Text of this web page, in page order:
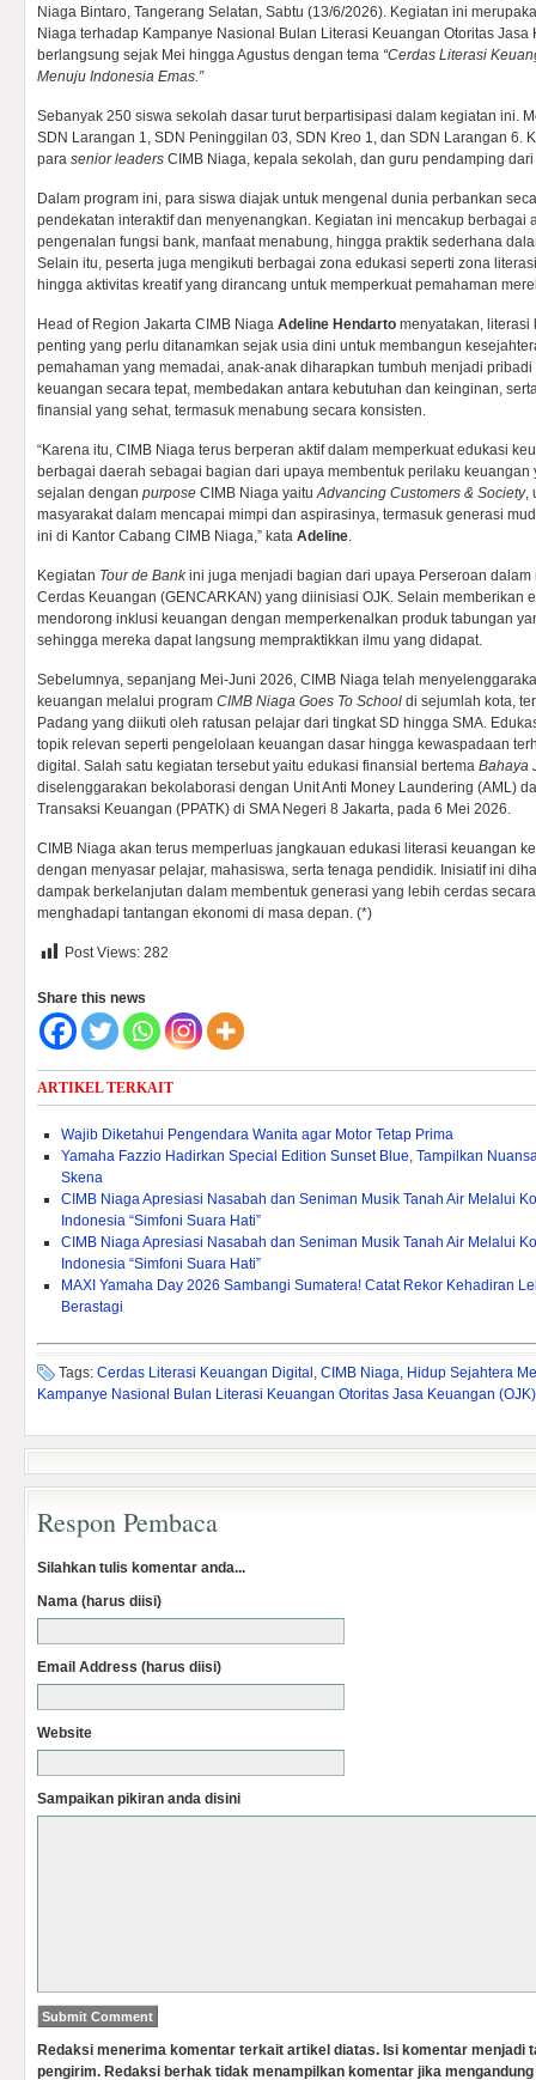
Niaga Bintaro, Tangerang Selatan, Sabtu (13/6/2026). Kegiatan ini
Niaga terhadap Kampanye Nasional Bulan Literasi Keuangan Otoritas Jasa
berlangsung sejak Mei hingga Agustus dengan tema “Cerdas Literasi
Menuju Indonesia Emas.”
Sebanyak 250 siswa sekolah dasar turut berpartisipasi dalam kegiatan ini.
SDN Larangan 1, SDN Peninggilan 03, SDN Kreo 1, dan SDN Larangan 6.
para senior leaders CIMB Niaga, kepala sekolah, dan guru pendamping
Dalam program ini, para siswa diajak untuk mengenal dunia perbankan
pendekatan interaktif dan menyenangkan. Kegiatan ini mencakup berbagai
pengenalan fungsi bank, manfaat menabung, hingga praktik sederhana
Selain itu, peserta juga mengikuti berbagai zona edukasi seperti zona
hingga aktivitas kreatif yang dirancang untuk memperkuat pemahaman
Head of Region Jakarta CIMB Niaga Adeline Hendarto menyatakan, literasi
penting yang perlu ditanamkan sejak usia dini untuk membangun
pemahaman yang memadai, anak-anak diharapkan tumbuh menjadi
keuangan secara tepat, membedakan antara kebutuhan dan keinginan,
finansial yang sehat, termasuk menabung secara konsisten.
“Karena itu, CIMB Niaga terus berperan aktif dalam memperkuat edukasi
berbagai daerah sebagai bagian dari upaya membentuk perilaku
sejalan dengan purpose CIMB Niaga yaituAdvancing Customers & Society,
masyarakat dalam mencapai mimpi dan aspirasinya, termasuk generasi
ini di Kantor Cabang CIMB Niaga,” kata Adeline.
Kegiatan Tour de Bankini juga menjadi bagian dari upaya Perseroan
Cerdas Keuangan (GENCARKAN) yang diinisiasi OJK. Selain memberikan
mendorong inklusi keuangan dengan memperkenalkan produk tabungan
sehingga mereka dapat langsung mempraktikkan ilmu yang didapat.
Sebelumnya, sepanjang Mei-Juni 2026, CIMB Niaga telah
keuangan melalui program CIMB Niaga Goes To School di sejumlah kota,
Padang yang diikuti oleh ratusan pelajar dari tingkat SD hingga SMA.
topik relevan seperti pengelolaan keuangan dasar hingga kewaspadaan
digital. Salah satu kegiatan tersebut yaitu edukasi finansial bertema Bahaya
diselenggarakan bekolaborasi dengan Unit Anti Money Laundering (AML)
Transaksi Keuangan (PPATK) di SMA Negeri 8 Jakarta, pada 6 Mei 2026.
CIMB Niaga akan terus memperluas jangkauan edukasi literasi keuangan
dengan menyasar pelajar, mahasiswa, serta tenaga pendidik. Inisiatif ini
dampak berkelanjutan dalam membentuk generasi yang lebih cerdas
menghadapi tantangan ekonomi di masa depan. (*)
Post Views: 282
Share this news
ARTIKEL TERKAIT
Wajib Diketahui Pengendara Wanita agar Motor Tetap Prima
Yamaha Fazzio Hadirkan Special Edition Sunset Blue, Tampilkan
Skena
CIMB Niaga Apresiasi Nasabah dan Seniman Musik Tanah Air Melalui
Indonesia “Simfoni Suara Hati”
CIMB Niaga Apresiasi Nasabah dan Seniman Musik Tanah Air Melalui
Indonesia “Simfoni Suara Hati”
MAXI Yamaha Day 2026 Sambangi Sumatera! Catat Rekor Kehadiran
Berastagi
Tags: Cerdas Literasi Keuangan Digital , CIMB Niaga, Hidup Sejahtera
Kampanye Nasional Bulan Literasi Keuangan Otoritas Jasa Keuangan
Respon Pembaca
Silahkan tulis komentar anda...
Nama (harus diisi)
Email Address (harus diisi)
Website
Sampaikan pikiran anda disini
Redaksi menerima komentar terkait artikel diatas. Isi komentar menjadi
pengirim. Redaksi berhak tidak menampilkan komentar jika